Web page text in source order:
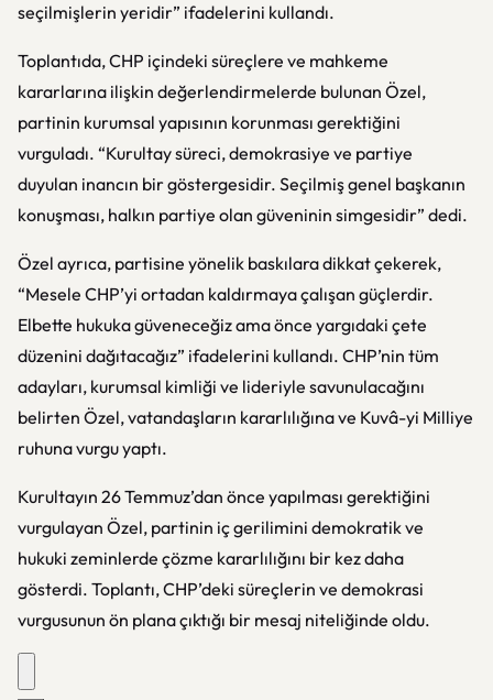
seçilmişlerin yeridir” ifadelerini kullandı.
Toplantıda, CHP içindeki süreçlere ve mahkeme
kararlarına ilişkin değerlendirmelerde bulunan Özel,
partinin kurumsal yapısının korunması gerektiğini
vurguladı. “Kurultay süreci, demokrasiye ve partiye
duyulan inancın bir göstergesidir. Seçilmiş genel başkanın
konuşması, halkın partiye olan güveninin simgesidir” dedi.
Özel ayrıca, partisine yönelik baskılara dikkat çekerek,
“Mesele CHP’yi ortadan kaldırmaya çalışan güçlerdir.
Elbette hukuka güveneceğiz ama önce yargıdaki çete
düzenini dağıtacağız” ifadelerini kullandı. CHP’nin tüm
adayları, kurumsal kimliği ve lideriyle savunulacağını
belirten Özel, vatandaşların kararlılığına ve Kuvâ-yi Milliye
ruhuna vurgu yaptı.
Kurultayın 26 Temmuz’dan önce yapılması gerektiğini
vurgulayan Özel, partinin iç gerilimini demokratik ve
hukuki zeminlerde çözme kararlılığını bir kez daha
gösterdi. Toplantı, CHP’deki süreçlerin ve demokrasi
vurgusunun ön plana çıktığı bir mesaj niteliğinde oldu.